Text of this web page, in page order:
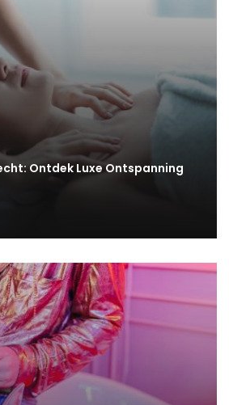
Ontdek Luxe Ontspanning